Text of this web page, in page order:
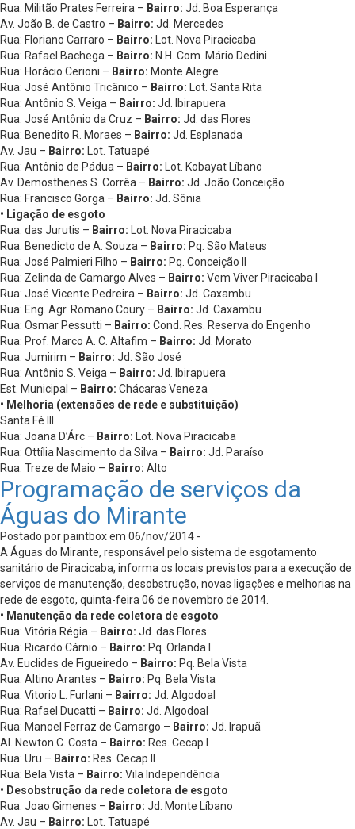
Rua: Militão Prates Ferreira – Bairro: Jd. Boa Esperança
Av. João B. de Castro – Bairro: Jd. Mercedes
Rua: Floriano Carraro – Bairro: Lot. Nova Piracicaba
Rua: Rafael Bachega – Bairro: N.H. Com. Mário Dedini
Rua: Horácio Cerioni – Bairro: Monte Alegre
Rua: José Antônio Tricânico – Bairro: Lot. Santa Rita
Rua: Antônio S. Veiga – Bairro: Jd. Ibirapuera
Rua: José Antônio da Cruz – Bairro: Jd. das Flores
Rua: Benedito R. Moraes – Bairro: Jd. Esplanada
Av. Jau – Bairro: Lot. Tatuapé
Rua: Antônio de Pádua – Bairro: Lot. Kobayat Líbano
Av. Demosthenes S. Corrêa – Bairro: Jd. João Conceição
Rua: Francisco Gorga – Bairro: Jd. Sônia
• Ligação de esgoto
Rua: das Jurutis – Bairro: Lot. Nova Piracicaba
Rua: Benedicto de A. Souza – Bairro: Pq. São Mateus
Rua: José Palmieri Filho – Bairro: Pq. Conceição II
Rua: Zelinda de Camargo Alves – Bairro: Vem Viver Piracicaba I
Rua: José Vicente Pedreira – Bairro: Jd. Caxambu
Rua: Eng. Agr. Romano Coury – Bairro: Jd. Caxambu
Rua: Osmar Pessutti – Bairro: Cond. Res. Reserva do Engenho
Rua: Prof. Marco A. C. Altafim – Bairro: Jd. Morato
Rua: Jumirim – Bairro: Jd. São José
Rua: Antônio S. Veiga – Bairro: Jd. Ibirapuera
Est. Municipal – Bairro: Chácaras Veneza
• Melhoria (extensões de rede e substituição)
Santa Fé III
Rua: Joana D’Árc – Bairro: Lot. Nova Piracicaba
Rua: Ottília Nascimento da Silva – Bairro: Jd. Paraíso
Rua: Treze de Maio – Bairro: Alto
Programação de serviços da
Águas do Mirante
Postado por paintbox em 06/nov/2014 -
A Águas do Mirante, responsável pelo sistema de esgotamento
sanitário de Piracicaba, informa os locais previstos para a execução de
serviços de manutenção, desobstrução, novas ligações e melhorias na
rede de esgoto, quinta-feira 06 de novembro de 2014.
• Manutenção da rede coletora de esgoto
Rua: Vitória Régia – Bairro: Jd. das Flores
Rua: Ricardo Cárnio – Bairro: Pq. Orlanda I
Av. Euclides de Figueiredo – Bairro: Pq. Bela Vista
Rua: Altino Arantes – Bairro: Pq. Bela Vista
Rua: Vitorio L. Furlani – Bairro: Jd. Algodoal
Rua: Rafael Ducatti – Bairro: Jd. Algodoal
Rua: Manoel Ferraz de Camargo – Bairro: Jd. Irapuã
Al. Newton C. Costa – Bairro: Res. Cecap I
Rua: Uru – Bairro: Res. Cecap II
Rua: Bela Vista – Bairro: Vila Independência
• Desobstrução da rede coletora de esgoto
Rua: Joao Gimenes – Bairro: Jd. Monte Líbano
Av. Jau – Bairro: Lot. Tatuapé